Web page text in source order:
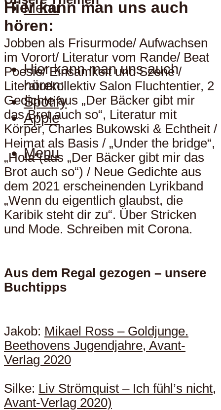
Menu
Hier kann man uns auch
hören:
Hier kann man uns auch
hören:
Spotify
Apple
Menu
Jobben als Frisurmode/ Aufwachsen
im Vorort/ Literatur vom Rande/ Beat
Poesie/ Einsamkeit und Szene /
Literaturkollektiv Salon Fluchtentier, 2
Gedichte aus „Der Bäcker gibt mir
das Brot auch so“, Literatur mit
Körper, Charles Bukowski & Echtheit /
Heimat als Basis / „Under the bridge“,
„Hola“(aus „Der Bäcker gibt mir das
Brot auch so“) / Neue Gedichte aus
dem 2021 erscheinenden Lyrikband
„Wenn du eigentlich glaubst, die
Karibik steht dir zu“. Über Stricken
und Mode. Schreiben mit Corona.
Aus dem Regal gezogen – unsere
Buchtipps
Jakob: Mikael Ross – Goldjunge.
Beethovens Jugendjahre, Avant-
Verlag 2020
Silke: Liv Strömquist – Ich fühl’s nicht,
Avant-Verlag 2020)